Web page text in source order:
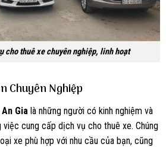
cho thuê xe chuyên nghiệp, linh hoạt
Chuyên Nghiệp
Gia là những người có kinh nghiệm và
cung cấp dịch vụ cho thuê xe. Chúng
xe phù hợp với nhu cầu của bạn, cũng